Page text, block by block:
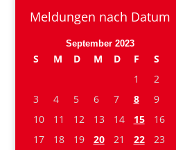
Meldungen nach Datum
September 2023
S M D M D F
S
1
2
3
4 5 6 7 8
9
10
11 12 13 14 15
16
17
18 19 20 21 22
23